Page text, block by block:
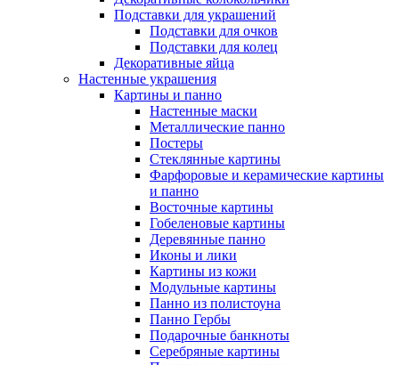
Подставки для украшений
Подставки для очков
Подставки для колец
Декоративные яйца
Настенные украшения
Картины и панно
Настенные маски
Металлические панно
Постеры
Стеклянные картины
Фарфоровые и керамические картины
и панно
Восточные картины
Гобеленовые картины
Деревянные панно
Иконы и лики
Картины из кожи
Модульные картины
Панно из полистоуна
Панно Гербы
Подарочные банкноты
Серебряные картины